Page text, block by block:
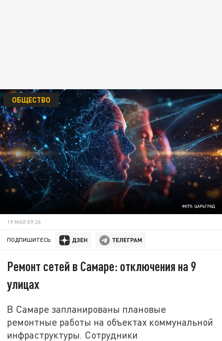
ФОТО: ЦАРЬГРАД
ОБЩЕСТВО
19 МАЯ 09:26
ПОДПИШИТЕСЬ:
Ремонт сетей в Самаре: отключения на 9
улицах
В Самаре запланированы плановые
ремонтные работы на объектах коммунальной
инфраструктуры. Сотрудники